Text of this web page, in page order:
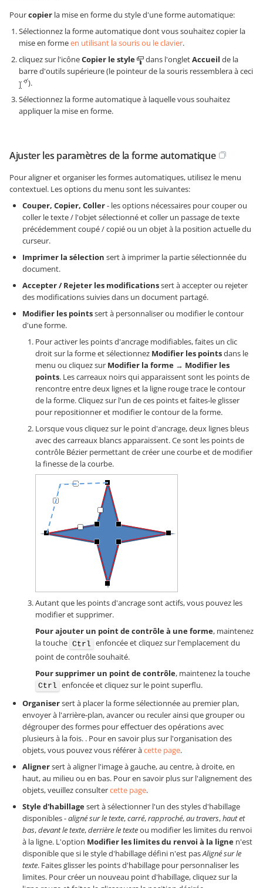
Pourcopier la mise en forme du style d'une forme automatique:
Sélectionnez la forme automatique dont vous souhaitez copier la
mise en formeen utilisant la souris ou le clavier.
cliquez sur l'icôneCopier le style dans l'ongletAccueil de la
barre d'outils supérieure (le pointeur de la souris ressemblera à ceci
).
Sélectionnez la forme automatique à laquelle vous souhaitez
appliquer la mise en forme.
Ajuster les paramètres de la forme automatique
Pour aligner et organiser les formes automatiques, utilisez le menu
contextuel. Les options du menu sont les suivantes:
Couper, Copier, Coller- les options nécessaires pour couper ou
coller le texte / l'objet sélectionné et coller un passage de texte
précédemment coupé / copié ou un objet à la position actuelle du
curseur.
Imprimer la sélection sert à imprimer la partie sélectionnée du
document.
Accepter / Rejeter les modificationssert à accepter ou rejeter
des modifications suivies dans un document partagé.
Modifier les pointssert à personnaliser ou modifier le contour
d'une forme.
Pour activer les points d'ancrage modifiables, faites un clic
droit sur la forme et sélectionnez Modifier les pointsdans le
menu ou cliquez sur Modifier la forme → Modifier les
points. Les carreaux noirs qui apparaissent sont les points de
rencontre entre deux lignes et la ligne rouge trace le contour
de la forme. Cliquez sur l'un de ces points et faites-le glisser
pour repositionner et modifier le contour de la forme.
Lorsque vous cliquez sur le point d'ancrage, deux lignes bleus
avec des carreaux blancs apparaissent. Ce sont les points de
contrôle Bézier permettant de créer une courbe et de modifier
la finesse de la courbe.
Autant que les points d'ancrage sont actifs, vous pouvez les
modifier et supprimer.
Pour ajouter un point de contrôle à une forme, maintenez
la touche Ctrl enfoncée et cliquez sur l'emplacement du
point de contrôle souhaité.
Pour supprimer un point de contrôle, maintenez la touche
Ctrl enfoncée et cliquez sur le point superflu.
Organisersert à placer la forme sélectionnée au premier plan,
envoyer à l'arrière-plan, avancer ou reculer ainsi que grouper ou
dégrouper des formes pour effectuer des opérations avec
plusieurs à la fois. . Pour en savoir plus sur l'organisation des
objets, vous pouvez vous référer àcette page.
Alignersert à aligner l'image à gauche, au centre, à droite, en
haut, au milieu ou en bas. Pour en savoir plus sur l'alignement des
objets, veuillez consultercette page.
Style d'habillagesert à sélectionner l'un des styles d'habillage
disponibles -aligné sur le texte,carré,rapproché,au travers,haut et
bas,devant le texte,derrière le texteou modifier les limites du renvoi
à la ligne. L'option Modifier les limites du renvoi à la ligne n'est
disponible que si le style d'habillage défini n'est pasAligné sur le
texte. Faites glisser les points d'habillage pour personnaliser les
limites. Pour créer un nouveau point d'habillage, cliquez sur la